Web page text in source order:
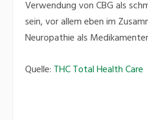
Verwendung von CBG als
sein, vor allem eben im
Neuropathie als
Quelle: THC Total Health Care